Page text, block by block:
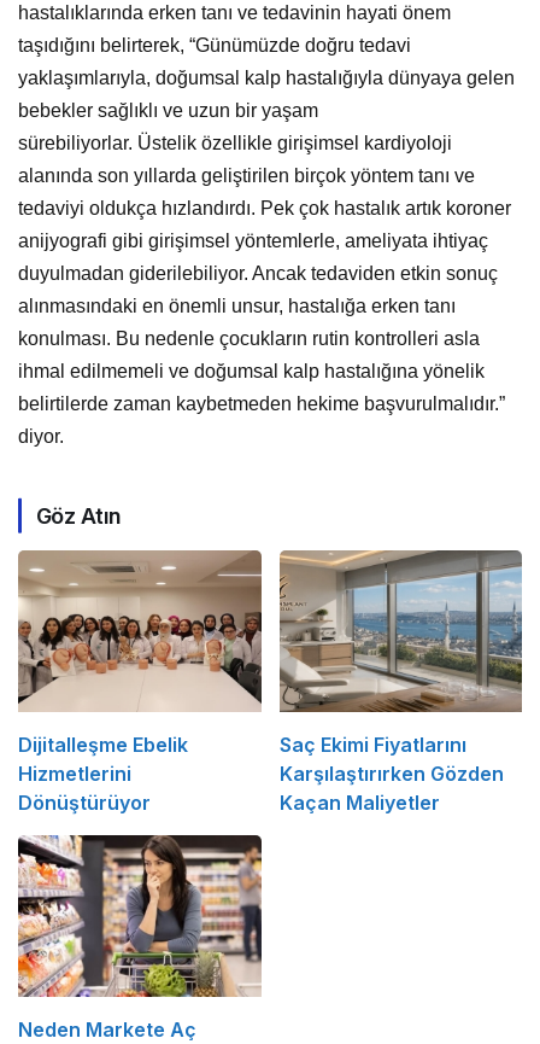
hastalıklarında erken tanı ve tedavinin hayati önem
taşıdığını belirterek, “Günümüzde doğru tedavi
yaklaşımlarıyla, doğumsal kalp hastalığıyla dünyaya gelen
bebekler sağlıklı ve uzun bir yaşam
sürebiliyorlar. Üstelik özellikle girişimsel kardiyoloji
alanında son yıllarda geliştirilen birçok yöntem tanı ve
tedaviyi oldukça hızlandırdı. Pek çok hastalık artık koroner
anijyografi gibi girişimsel yöntemlerle, ameliyata ihtiyaç
duyulmadan giderilebiliyor. Ancak tedaviden etkin sonuç
alınmasındaki en önemli unsur, hastalığa erken tanı
konulması. Bu nedenle çocukların rutin kontrolleri asla
ihmal edilmemeli ve doğumsal kalp hastalığına yönelik
belirtilerde zaman kaybetmeden hekime başvurulmalıdır.”
diyor.
Göz Atın
Dijitalleşme Ebelik
Hizmetlerini
Dönüştürüyor
Saç Ekimi Fiyatlarını
Karşılaştırırken Gözden
Kaçan Maliyetler
Neden Markete Aç